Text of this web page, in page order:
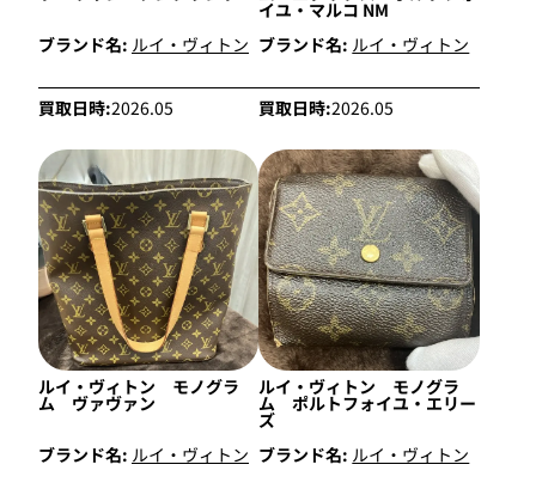
ブランド名: ルイ・ヴィトン
買取日時:2026.05
イユ・マルコ NM
ブランド名: ルイ・ヴィトン
買取日時:2026.05
ルイ・ヴィトン モノグラ
ム ヴァヴァン
ブランド名: ルイ・ヴィトン
ルイ・ヴィトン モノグラ
ム ポルトフォイユ・エリー
ズ
ブランド名: ルイ・ヴィトン